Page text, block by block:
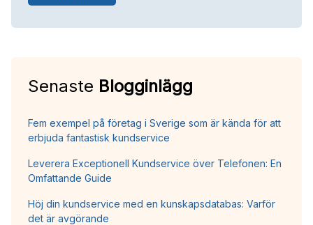
Senaste Blogginlägg
Fem exempel på företag i Sverige som är kända för att
erbjuda fantastisk kundservice
Leverera Exceptionell Kundservice över Telefonen: En
Omfattande Guide
Höj din kundservice med en kunskapsdatabas: Varför
det är avgörande